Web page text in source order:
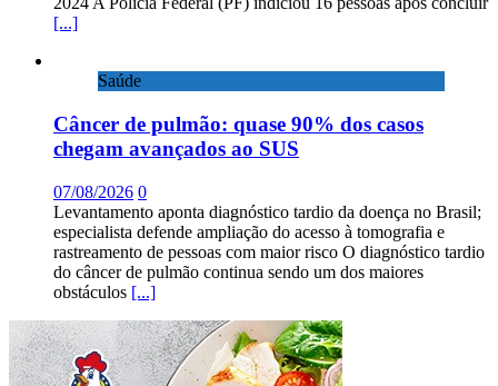
[...]
Saúde
Câncer de pulmão: quase 90% dos casos
chegam avançados ao SUS
07/08/2026 0
Levantamento aponta diagnóstico tardio da doença no Brasil;
especialista defende ampliação do acesso à tomografia e
rastreamento de pessoas com maior risco O diagnóstico tardio
do câncer de pulmão continua sendo um dos maiores
obstáculos [...]